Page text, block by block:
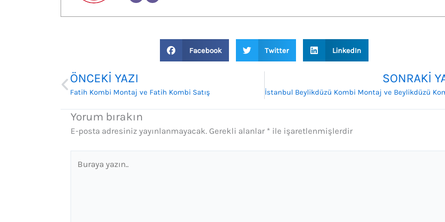
Facebook Twitter LinkedIn
Prev
ÖNCEKI YAZI
Fatih Kombi Montaj ve Fatih Kombi Satış
SONRAKI
Yorum bırakın
E-posta adresiniz yayınlanmayacak. Gerekli alanlar * ile işaretlenmişlerdir